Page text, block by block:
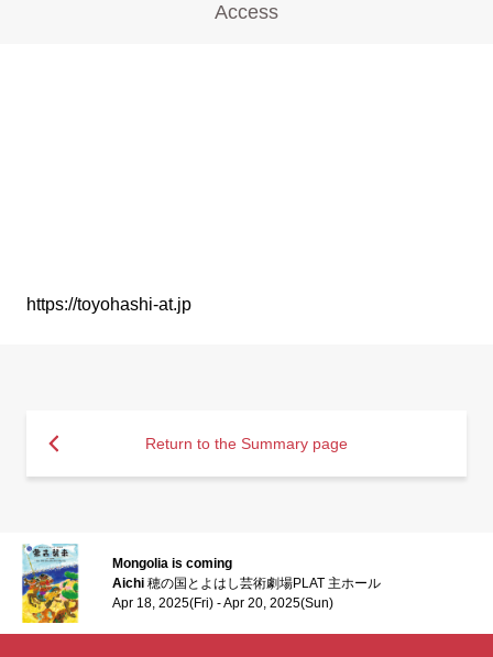
Access
https://toyohashi-at.jp
Return to the Summary page
Mongolia is coming
Aichi 穂の国とよはし芸術劇場PLAT 主ホール
Apr 18, 2025(Fri) - Apr 20, 2025(Sun)